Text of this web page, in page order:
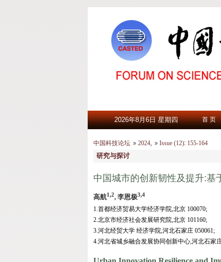
2026年8月6日 星期四 首 页
中国科技论坛 2024, Issue (12):155-164
研究与探讨
中国城市的创新韧性及提升:基
高航1,2, 李恩极3,4
1.首都经济贸易大学经济学院,北京 100070;
2.北京市经济社会发展研究院,北京 101160;
3.河北经贸大学 经济学院,河北石家庄 050061;
4.河北省城乡融合发展协同创新中心,河北石家